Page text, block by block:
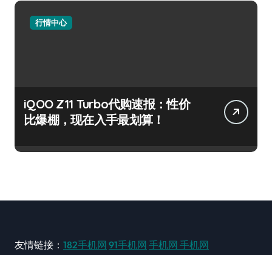
行情中心
iQOO Z11 Turbo代购速报：性价
比爆棚，现在入手最划算！
友情链接： 182手机网 91手机网 手机网 手机网